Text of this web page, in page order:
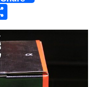
享